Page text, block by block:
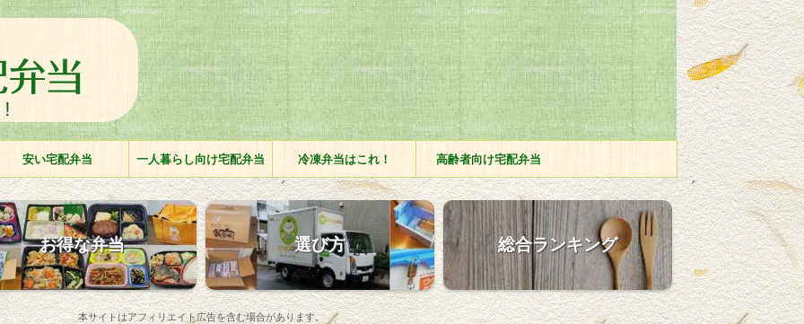
安い宅配弁当 一人暮らし向け宅配弁当 冷凍弁当はこれ！ 高齢者向け宅配弁当
お得な弁当 選び方 総合ランキング
本サイトはアフィリエイト広告を含む場合があります。